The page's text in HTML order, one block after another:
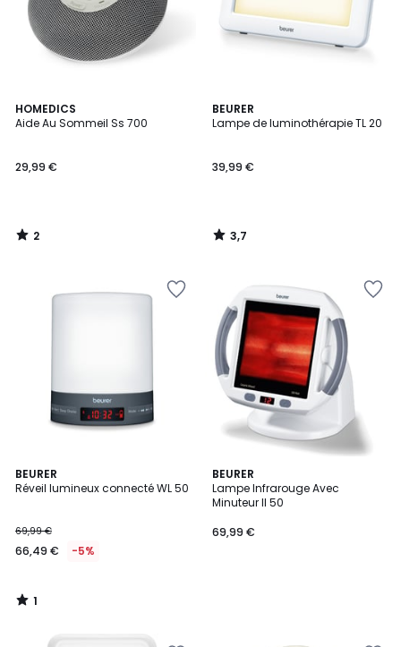
HOMEDICS
Aide Au Sommeil Ss 700
29,99 €
2
/
2
/
BEURER
Lampe de luminothérapie TL 20
39,99 €
3,7
/ 5
3,7
/
BEURER
Réveil lumineux connecté WL 50
69,99 €
66,49 € -5%
1
/
1
/
BEURER
Lampe Infrarouge Avec
Minuteur Il 50
69,99 €